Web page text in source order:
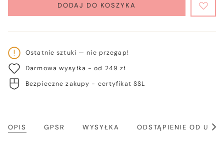
DODAJ DO KOSZYKA
Ostatnie sztuki — nie przegap!
Darmowa wysyłka - od 249 zł
Bezpieczne zakupy - certyfikat SSL
OPIS GPSR WYSYŁKA ODSTĄPIENIE OD